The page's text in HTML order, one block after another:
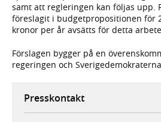
samt att regleringen kan följas upp.
föreslagit i budgetpropositionen för
kronor per år avsätts för detta
Förslagen bygger på en
regeringen och
Presskontakt